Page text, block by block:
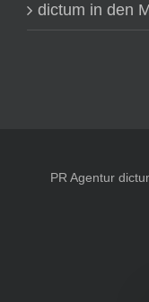
dictum in den
PR Agentur